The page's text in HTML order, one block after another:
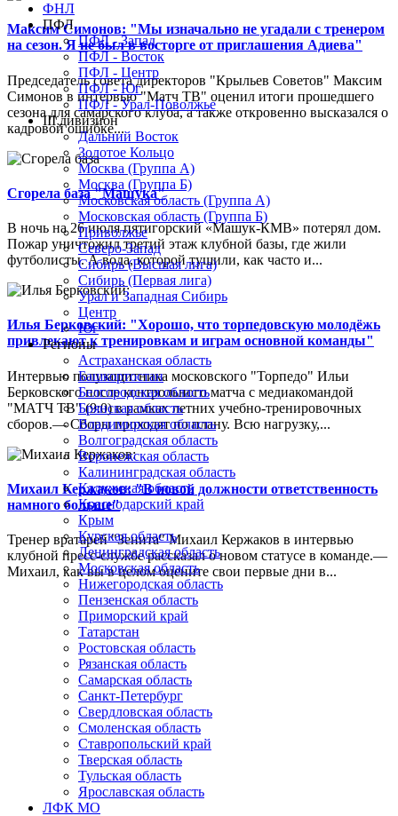
Максим Симонов: "Мы изначально не угадали с тренером
на сезон. Я не был в восторге от приглашения Адиева"
Председатель совета директоров "Крыльев Советов" Максим
Симонов в интервью "Матч ТВ" оценил итоги прошедшего
сезона для самарского клуба, а также откровенно высказался о
кадровой ошибке...
Сгорела база "Машука"
В ночь на 26 июля пятигорский «Машук-КМВ» потерял дом.
Пожар уничтожил третий этаж клубной базы, где жили
футболисты. А вода, которой тушили, как часто и...
Илья Берковский: "Хорошо, что торпедовскую молодёжь
привлекают к тренировкам и играм основной команды"
Интервью полузащитника московского "Торпедо" Ильи
Берковского после контрольного матча с медиакомандой
"МАТЧ ТВ" (9:0) в рамках летних учебно-тренировочных
сборов.— Сборы проходят по плану. Всю нагрузку,...
Михаил Кержаков: "В новой должности ответственность
намного больше"
Тренер вратарей "Зенита" Михаил Кержаков в интервью
клубной пресс-службе рассказал о новом статусе в команде.—
Михаил, как вы в целом оцените свои первые дни в...
ФНЛ
ПФЛ
ПФЛ - Запад
ПФЛ - Восток
ПФЛ - Центр
ПФЛ - Юг
ПФЛ - Урал-Поволжье
III дивизион
Дальний Восток
Золотое Кольцо
Москва (Группа А)
Москва (Группа Б)
Московская область (Группа А)
Московская область (Группа Б)
Приволжье
Северо-Запад
Сибирь (Высшая лига)
Сибирь (Первая лига)
Урал и Западная Сибирь
Центр
Юг
Регионы
Астраханская область
Башкортостан
Белгородская область
Брянская область
Владимирская область
Волгоградская область
Воронежская область
Калининградская область
Калужская область
Краснодарский край
Крым
Курская область
Ленинградская область
Московская область
Нижегородская область
Пензенская область
Приморский край
Татарстан
Ростовская область
Рязанская область
Самарская область
Санкт-Петербург
Свердловская область
Смоленская область
Ставропольский край
Тверская область
Тульская область
Ярославская область
ЛФК МО